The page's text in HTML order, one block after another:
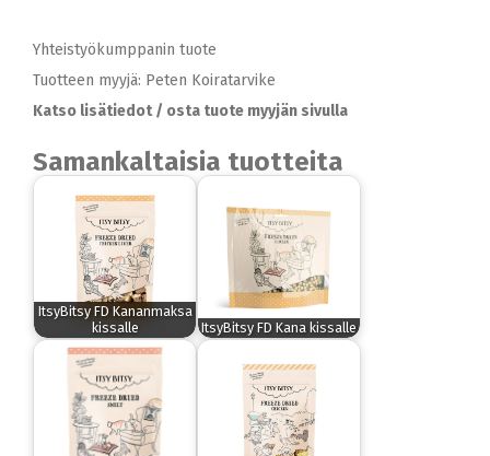
Yhteistyökumppanin tuote
Tuotteen myyjä: Peten Koiratarvike
Katso lisätiedot / osta tuote myyjän sivulla
Samankaltaisia tuotteita
ItsyBitsy FD Kananmaksa
kissalle
ItsyBitsy FD Kana kissalle